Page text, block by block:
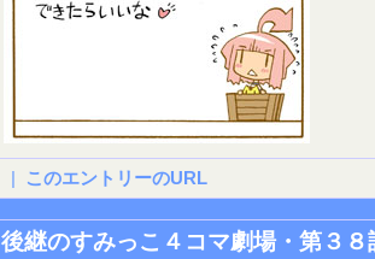
| このエントリーのURL
後継のすみっこ４コマ劇場・第３